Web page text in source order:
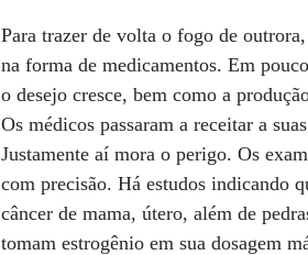
Para trazer de volta o fogo de
na forma de medicamentos. Em
o desejo cresce, bem como a
Os médicos passaram a receitar a
Justamente aí mora o perigo. Os
com precisão. Há estudos indicando
câncer de mama, útero, além de
tomam estrogênio em sua dosagem